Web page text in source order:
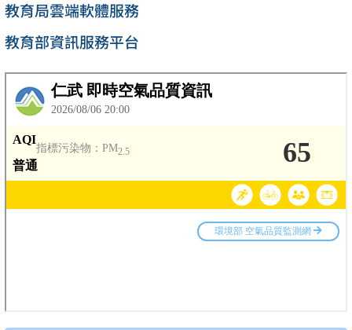
教育局雲端軟體服務
教育部資訊服務平台